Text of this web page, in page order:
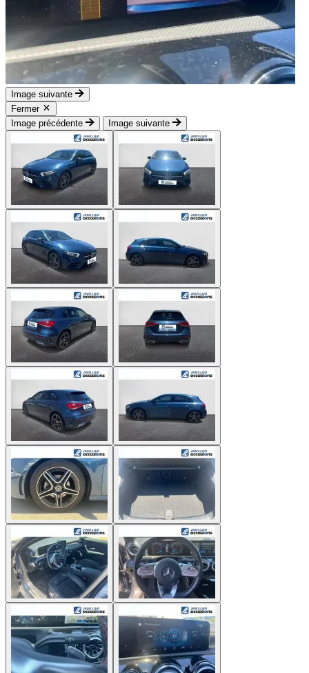
Image suivante
Fermer
Image précédente
Image suivante